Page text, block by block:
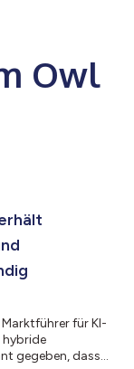
Owl
für KI-
gegeben, dass